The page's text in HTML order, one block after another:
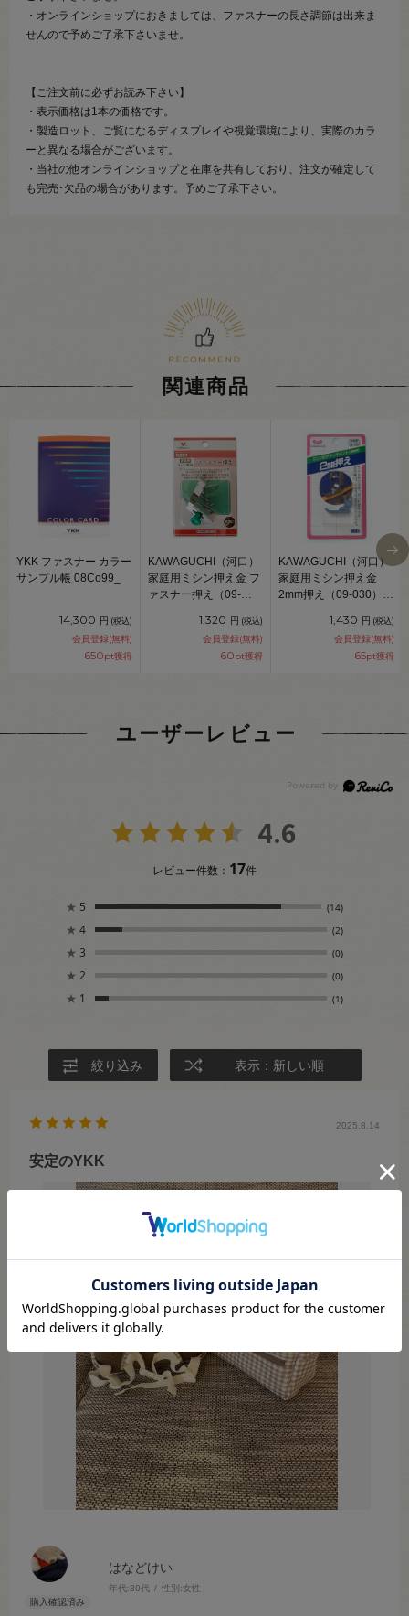
・オンラインショップにおきましては、ファスナーの長さ調節は出来ま
せんので予めご了承下さいませ。
【ご注文前に必ずお読み下さい】
・表示価格は1本の価格です。
・製造ロット、ご覧になるディスプレイや視覚環境により、実際のカラ
ーと異なる場合がございます。
・当社の他オンラインショップと在庫を共有しており、注文が確定して
も完売･欠品の場合があります。予めご了承下さい。
関連商品
YKK ファスナー カラー
サンプル帳 08Co99_
14,300 円 (税込)
会員登録(無料)
650pt獲得
KAWAGUCHI（河口）
家庭用ミシン押え金 フ
ァスナー押え（09-
1,320 円 (税込)
会員登録(無料)
60pt獲得
KAWAGUCHI（河口）
家庭用ミシン押え金
2mm押え（09-030）
1,430 円 (税込)
会員登録(無料)
65pt獲得
ユーザーレビュー
4.6
レビュー件数： 17件
★ 5 (14)
★ 4 (2)
★ 3 (0)
★ 2 (0)
★ 1 (1)
絞り込み 表示：新しい順
はなどけい
年代:30代 性別:女性
2025.8.14
安定のYKK